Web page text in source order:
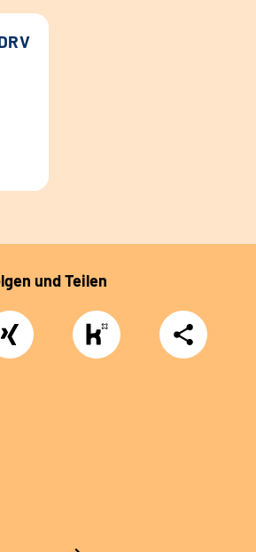
und Teilen
Xing
https://www.kununu.com/de/deutsche-
rentenversicherung-
nordbayern6
Teilen